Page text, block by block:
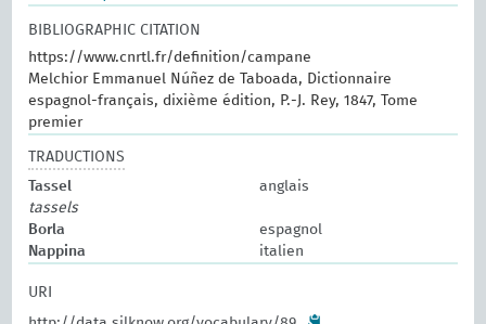
BIBLIOGRAPHIC CITATION
https://www.cnrtl.fr/definition/campane
Melchior Emmanuel Núñez de Taboada, Dictionnaire
espagnol-français, dixième édition, P.-J. Rey, 1847, Tome
premier
TRADUCTIONS
Tassel
anglais
tassels
Borla
espagnol
Nappina
italien
URI